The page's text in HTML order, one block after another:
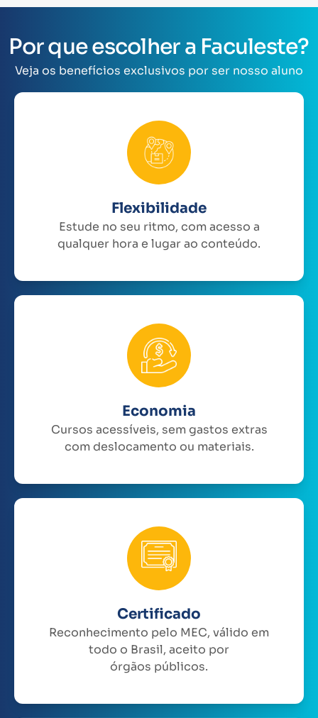
Por que escolher a Faculeste?
Veja os benefícios exclusivos por ser nosso aluno
Flexibilidade
Estude no seu ritmo, com acesso a
qualquer hora e lugar ao conteúdo.
Economia
Cursos acessíveis, sem gastos extras
com deslocamento ou materiais.
Certificado
Reconhecimento pelo MEC, válido em
todo o Brasil, aceito por
órgãos públicos.